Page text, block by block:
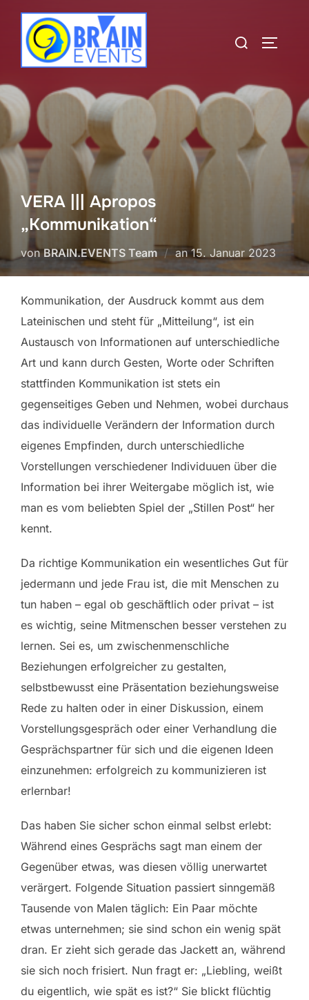
Zum
springen
Suchen
VERA ||| Apropos
„Kommunikation“
vonBRAIN.EVENTS Team anVeröffentlicht
am
15. Januar 2023
Kommunikation, der Ausdruck kommt aus dem
Lateinischen und steht für „Mitteilung“, ist ein
Austausch von Informationen auf unterschiedliche
Art und kann durch Gesten, Worte oder Schriften
stattfinden Kommunikation ist stets ein
gegenseitiges Geben und Nehmen, wobei durchaus
das individuelle Verändern der Information durch
eigenes Empfinden, durch unterschiedliche
Vorstellungen verschiedener Individuuen über die
Information bei ihrer Weitergabe möglich ist, wie
man es vom beliebten Spiel der „Stillen Post“ her
kennt.
Da richtige Kommunikation ein wesentliches Gut für
jedermann und jede Frau ist, die mit Menschen zu
tun haben – egal ob geschäftlich oder privat – ist
es wichtig, seine Mitmenschen besser verstehen zu
lernen. Sei es, um zwischenmenschliche
Beziehungen erfolgreicher zu gestalten,
selbstbewusst eine Präsentation beziehungsweise
Rede zu halten oder in einer Diskussion, einem
Vorstellungsgespräch oder einer Verhandlung die
Gesprächspartner für sich und die eigenen Ideen
einzunehmen: erfolgreich zu kommunizieren ist
erlernbar!
Das haben Sie sicher schon einmal selbst erlebt:
Während eines Gesprächs sagt man einem der
Gegenüber etwas, was diesen völlig unerwartet
verärgert. Folgende Situation passiert sinngemäß
Tausende von Malen täglich: Ein Paar möchte
etwas unternehmen; sie sind schon ein wenig spät
dran. Er zieht sich gerade das Jackett an, während
sie sich noch frisiert. Nun fragt er: „Liebling, weißt
du eigentlich, wie spät es ist?“ Sie blickt flüchtig